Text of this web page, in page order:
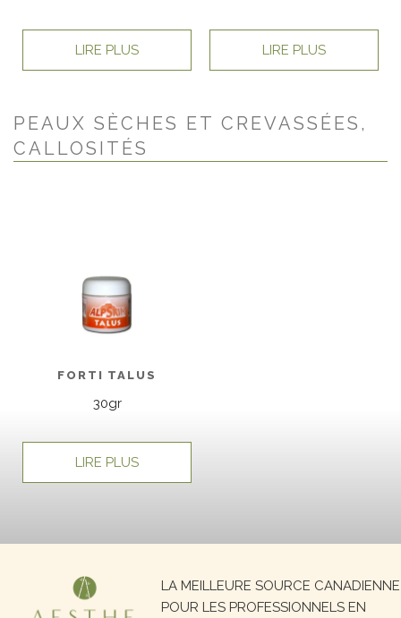
LIRE PLUS LIRE PLUS
PEAUX SÈCHES ET CREVASSÉES,
CALLOSITÉS
FORTI TALUS
30gr
LIRE PLUS
LA MEILLEURE SOURCE CANADIENNE
POUR LES PROFESSIONNELS EN
Recherche
pour :